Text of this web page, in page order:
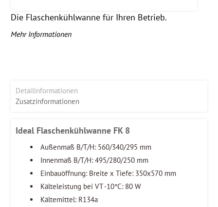
Die Flaschenkühlwanne für Ihren Betrieb.
Mehr Informationen
Detailinformationen
Zusatzinformationen
Ideal Flaschenkühlwanne FK 8
Außenmaß B/T/H: 560/340/295 mm
Innenmaß B/T/H: 495/280/250 mm
Einbauöffnung: Breite x Tiefe: 350x570 mm
Kälteleistung bei VT -10°C: 80 W
Kältemittel: R134a